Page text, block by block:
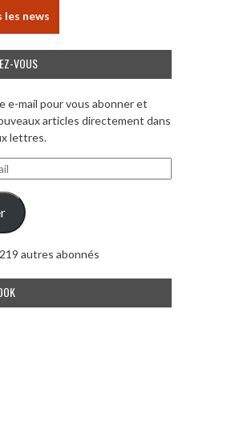
news
VOUS
e-mail pour vous abonner et
articles directement dans
lettres.
autres abonnés